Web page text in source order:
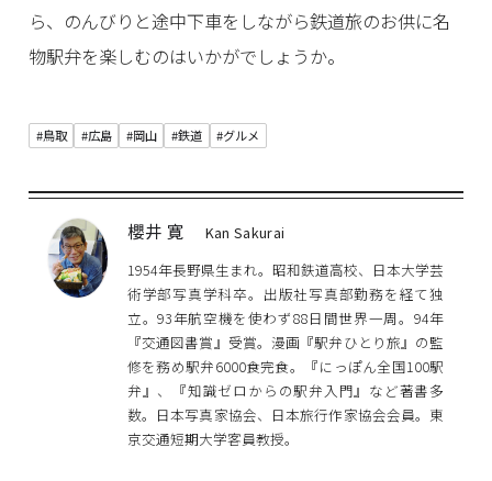
ら、のんびりと途中下車をしながら鉄道旅のお供に名
物駅弁を楽しむのはいかがでしょうか。
#鳥取 #広島 #岡山 #鉄道 #グルメ
櫻井 寛
Kan Sakurai
1954年長野県生まれ。昭和鉄道高校、日本大学芸
術学部写真学科卒。出版社写真部勤務を経て独
立。93年航空機を使わず88日間世界一周。94年
『交通図書賞』受賞。漫画『駅弁ひとり旅』の監
修を務め駅弁6000食完食。『にっぽん全国100駅
弁』、『知識ゼロからの駅弁入門』など著書多
数。日本写真家協会、日本旅行作家協会会員。東
京交通短期大学客員教授。